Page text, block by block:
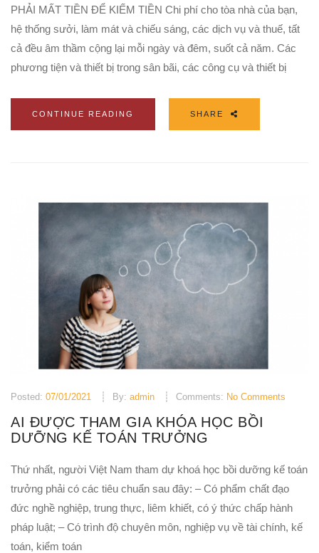
PHẢI MẤT TIỀN ĐỂ KIẾM TIỀN Chi phí cho tòa nhà của bạn,
hệ thống sưởi, làm mát và chiếu sáng, các dịch vụ và thuế, tất
cả đều âm thầm cộng lại mỗi ngày và đêm, suốt cả năm. Các
phương tiện và thiết bị trong sân bãi, các công cụ và thiết bị
CONTINUE READING SHARE
Posted: 07/01/2021 By: admin Comments: No Comments
AI ĐƯỢC THAM GIA KHÓA HỌC BỒI
DƯỠNG KẾ TOÁN TRƯỞNG
Thứ nhất, người Việt Nam tham dự khoá học bồi dưỡng kế toán
trưởng phải có các tiêu chuẩn sau đây: – Có phẩm chất đạo
đức nghề nghiệp, trung thực, liêm khiết, có ý thức chấp hành
pháp luật; – Có trình độ chuyên môn, nghiệp vụ về tài chính, kế
toán, kiểm toán